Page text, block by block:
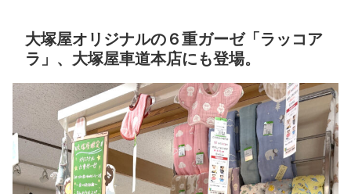
大塚屋オリジナルの６重ガーゼ「ラッコア
ラ」、大塚屋車道本店にも登場。